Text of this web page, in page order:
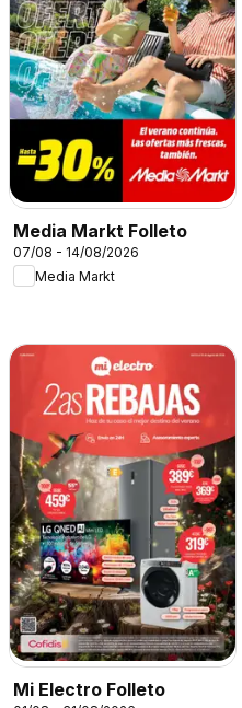
Media Markt Folleto
07/08 - 14/08/2026
Media Markt
Mi Electro Folleto